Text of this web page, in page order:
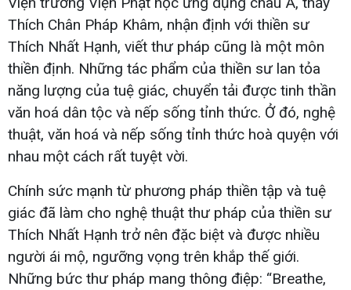
Thích Chân Pháp Khâm, nhận định với thiền sư
Thích Nhất Hạnh, viết thư pháp cũng là một môn
thiền định. Những tác phẩm của thiền sư lan tỏa
năng lượng của tuệ giác, chuyển tải được tinh thần
văn hoá dân tộc và nếp sống tỉnh thức. Ở đó, nghệ
thuật, văn hoá và nếp sống tỉnh thức hoà quyện với
nhau một cách rất tuyệt vời.
Chính sức mạnh từ phương pháp thiền tập và tuệ
giác đã làm cho nghệ thuật thư pháp của thiền sư
Thích Nhất Hạnh trở nên đặc biệt và được nhiều
người ái mộ, ngưỡng vọng trên khắp thế giới.
Những bức thư pháp mang thông điệp: “Breathe,